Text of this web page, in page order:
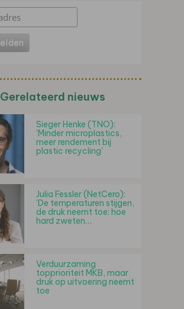
Gerelateerd nieuws
Sieger Henke (TNO):
'Minder microplastics,
meer rendement bij
plastic recycling'
Julia Fessler (NetCero):
'De temperaturen stijgen,
de druk neemt toe: hoe
hard zweten…
Verduurzaming
topprioriteit MKB, maar
druk op uitvoering neemt
toe